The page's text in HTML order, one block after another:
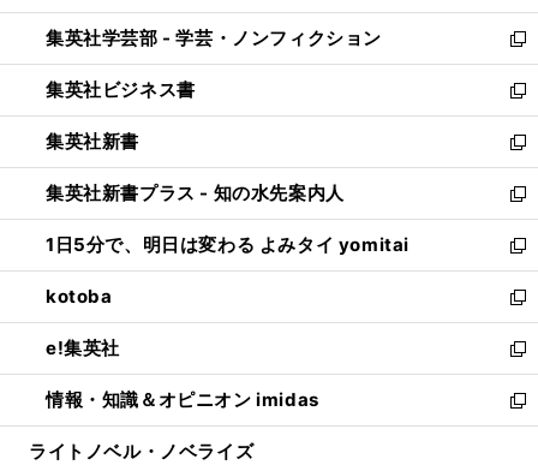
開
く
ウ
で
開
く
ン
ド
ウ
で
開
く
ウ
ィ
ン
ド
ウ
で
開
く
集英社学芸部 - 学芸・ノンフィクション
新
し
い
ウ
ィ
ン
ド
ウ
で
開
く
集英社ビジネス書
新
し
い
ウ
ィ
ン
ド
ウ
で
開
く
集英社新書
新
し
い
ウ
ィ
ン
ド
ウ
で
開
く
集英社新書プラス - 知の水先案内人
新
し
い
ウ
ィ
ン
ド
ウ
で
開
1日5分で、明日は変わる よみタイ yomitai
新
し
い
ウ
ィ
ン
ド
ウ
kotoba
新
し
い
ウ
ィ
ン
e!集英社
新
し
い
ウ
情報・知識＆オピニオン imidas
新
し
ライトノベル・ノベライズ